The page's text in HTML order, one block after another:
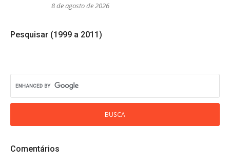
8 de agosto de 2026
Pesquisar (1999 a 2011)
Comentários